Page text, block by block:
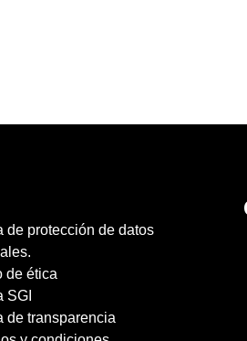
de protección de datos
de ética
SGI
de transparencia